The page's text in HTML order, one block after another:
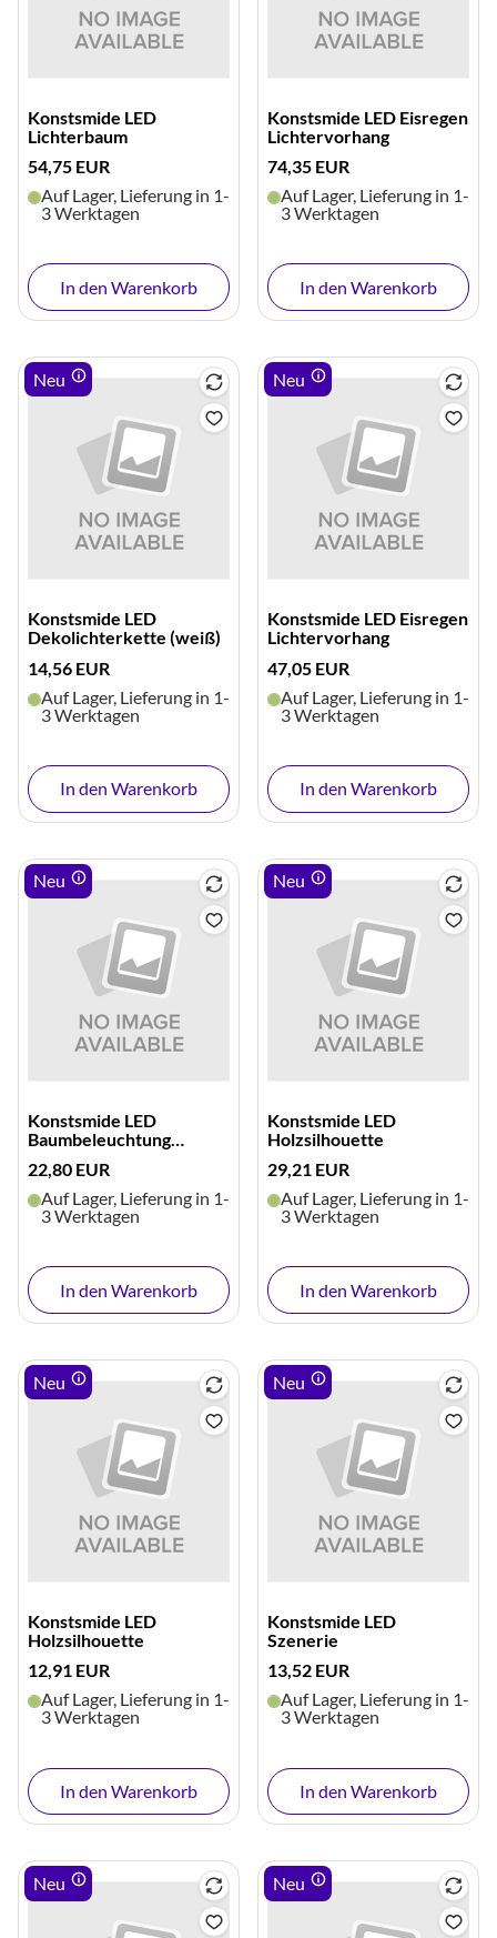
Konstsmide LED
Lichterbaum
54,75 EUR
Auf Lager, Lieferung in 1-
3 Werktagen
In den Warenkorb
Konstsmide LED Eisregen
Lichtervorhang
74,35 EUR
Auf Lager, Lieferung in 1-
3 Werktagen
In den Warenkorb
Konstsmide LED
Dekolichterkette (weiß)
14,56 EUR
Auf Lager, Lieferung in 1-
3 Werktagen
In den Warenkorb
Neu
Konstsmide LED Eisregen
Lichtervorhang
47,05 EUR
Auf Lager, Lieferung in 1-
3 Werktagen
In den Warenkorb
Neu
Konstsmide LED
Baumbeleuchtung
22,80 EUR
Auf Lager, Lieferung in 1-
3 Werktagen
In den Warenkorb
Neu
Konstsmide LED
Holzsilhouette
29,21 EUR
Auf Lager, Lieferung in 1-
3 Werktagen
In den Warenkorb
Neu
Konstsmide LED
Holzsilhouette
12,91 EUR
Auf Lager, Lieferung in 1-
3 Werktagen
In den Warenkorb
Neu
Konstsmide LED
Szenerie
13,52 EUR
Auf Lager, Lieferung in 1-
3 Werktagen
In den Warenkorb
Neu
Neu Neu